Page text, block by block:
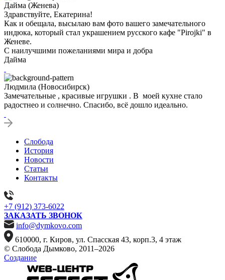
Дайма (Женева)
Здравствуйте, Екатерина!
Как и обещала, высылаю вам фото вашего замечательного
индюка, который стал украшением русского кафе "Pirojki" в
Женеве.
С наилучшими пожеланиями мира и добра
Дайма
Людмила (Новосибирск)
Замечательные , красивые игрушки . В моей кухне стало
радостнео и солнечно. Спасибо, всё дошло идеально.
Слобода
История
Новости
Статьи
Контакты
+7 (912) 373-6022
ЗАКАЗАТЬ ЗВОНОК
info@dymkovo.com
610000, г. Киров, ул. Спасская 43, корп.3, 4 этаж
© Слобода Дымково, 2011–2026
Создание